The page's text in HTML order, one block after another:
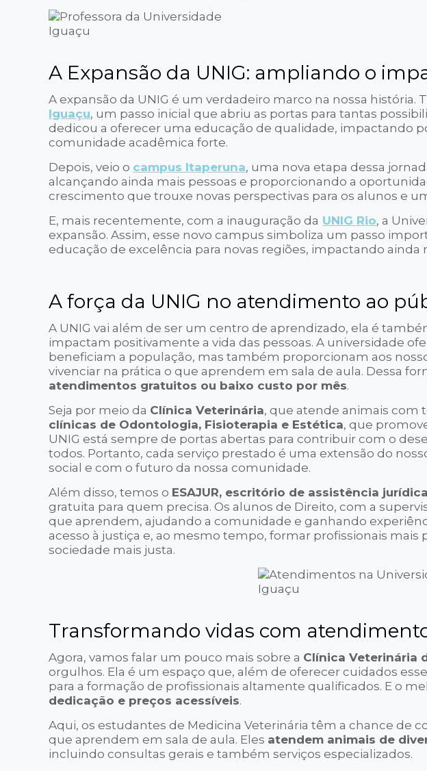
A Expansão da UNIG: ampliando o
A expansão da UNIG é um verdadeiro marco na nossa história.
Iguaçu, um passo inicial que abriu as portas para tantas
dedicou a oferecer uma educação de qualidade, impactando
comunidade acadêmica forte.
Depois, veio o campus Itaperuna, uma nova etapa dessa
alcançando ainda mais pessoas e proporcionando a
crescimento que trouxe novas perspectivas para os alunos e
E, mais recentemente, com a inauguração da UNIG Rio, a
expansão. Assim, esse novo campus simboliza um passo
educação de excelência para novas regiões, impactando ainda
A força da UNIG no atendimento ao
A UNIG vai além de ser um centro de aprendizado, ela é
impactam positivamente a vida das pessoas. A universidade
beneficiam a população, mas também proporcionam aos
vivenciar na prática o que aprendem em sala de aula. Dessa
atendimentos gratuitos ou baixo custo por mês.
Seja por meio da Clínica Veterinária, que atende animais com
clínicas de Odontologia, Fisioterapia e Estética, que
UNIG está sempre de portas abertas para contribuir com o
todos. Portanto, cada serviço prestado é uma extensão do
social e com o futuro da nossa comunidade.
Além disso, temos o ESAJUR, escritório de assistência
gratuita para quem precisa. Os alunos de Direito, com a
que aprendem, ajudando a comunidade e ganhando
acesso à justiça e, ao mesmo tempo, formar profissionais
sociedade mais justa.
Transformando vidas com
Agora, vamos falar um pouco mais sobre a Clínica Veterinária
orgulhos. Ela é um espaço que, além de oferecer cuidados
para a formação de profissionais altamente qualificados. E o
dedicação e preços acessíveis.
Aqui, os estudantes de Medicina Veterinária têm a chance de
que aprendem em sala de aula. Eles atendem animais de
incluindo consultas gerais e também serviços especializados.